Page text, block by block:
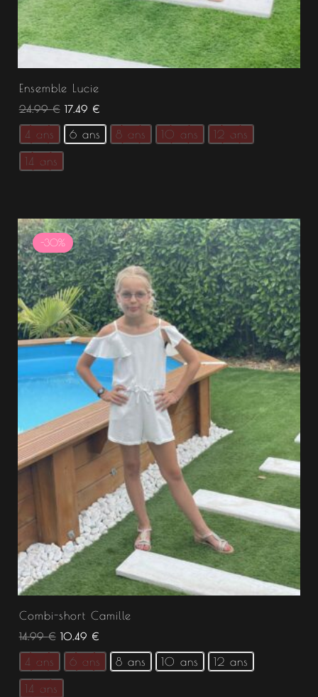
Ensemble Lucie
24.99€ 17.49 €
4 ans 6 ans 8 ans 10 ans 12 ans
14 ans
-30%
Combi-short Camille
14.99€
Le
prix
initial
était :
14.99 €.
10.49 €
Le
prix
actuel
est :
10.49 €.
4 ans 6 ans 8 ans 10 ans 12 ans
14 ans